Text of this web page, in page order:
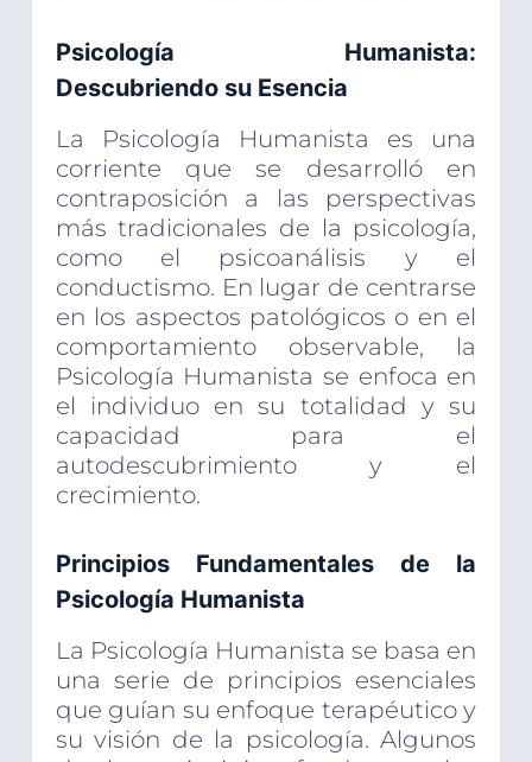
Psicología Humanista:
Descubriendo su Esencia
La Psicología Humanista es una
corriente que se desarrolló en
contraposición a las perspectivas
más tradicionales de la psicología,
como el psicoanálisis y el
conductismo. En lugar de centrarse
en los aspectos patológicos o en el
comportamiento observable, la
Psicología Humanista se enfoca en
el individuo en su totalidad y su
capacidad para el
autodescubrimiento y el
crecimiento.
Principios Fundamentales de la
Psicología Humanista
La Psicología Humanista se basa en
una serie de principios esenciales
que guían su enfoque terapéutico y
su visión de la psicología. Algunos